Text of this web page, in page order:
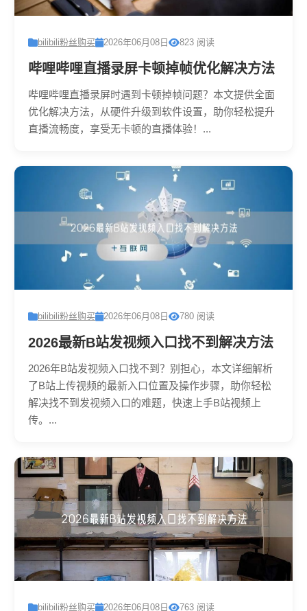
bilibili粉丝购买 2026年06月08日 823 阅读
哔哩哔哩直播录屏卡顿掉帧优化解决方法
哔哩哔哩直播录屏时遇到卡顿掉帧问题？本文提供全面
优化解决方法，从硬件升级到软件设置，助你轻松提升
直播流畅度，享受无卡顿的直播体验！...
bilibili粉丝购买 2026年06月08日 780 阅读
2026最新B站发视频入口找不到解决方法
2026年B站发视频入口找不到？别担心，本文详细解析
了B站上传视频的最新入口位置及操作步骤，助你轻松
解决找不到发视频入口的难题，快速上手B站视频上
传。...
bilibili粉丝购买 2026年06月08日 763 阅读